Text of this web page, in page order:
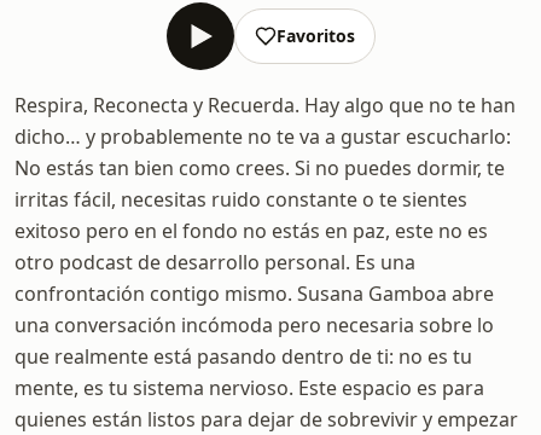
Favoritos
Respira, Reconecta y Recuerda. Hay algo que no te han
dicho… y probablemente no te va a gustar escucharlo:
No estás tan bien como crees. Si no puedes dormir, te
irritas fácil, necesitas ruido constante o te sientes
exitoso pero en el fondo no estás en paz, este no es
otro podcast de desarrollo personal. Es una
confrontación contigo mismo. Susana Gamboa abre
una conversación incómoda pero necesaria sobre lo
que realmente está pasando dentro de ti: no es tu
mente, es tu sistema nervioso. Este espacio es para
quienes están listos para dejar de sobrevivir y empezar